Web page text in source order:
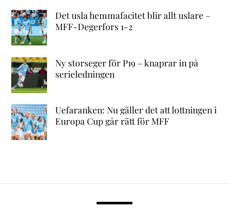
Det usla hemmafacitet blir allt uslare –
MFF-Degerfors 1-2
Ny storseger för P19 – knaprar in på
serieledningen
Uefaranken: Nu gäller det att lottningen i
Europa Cup går rätt för MFF